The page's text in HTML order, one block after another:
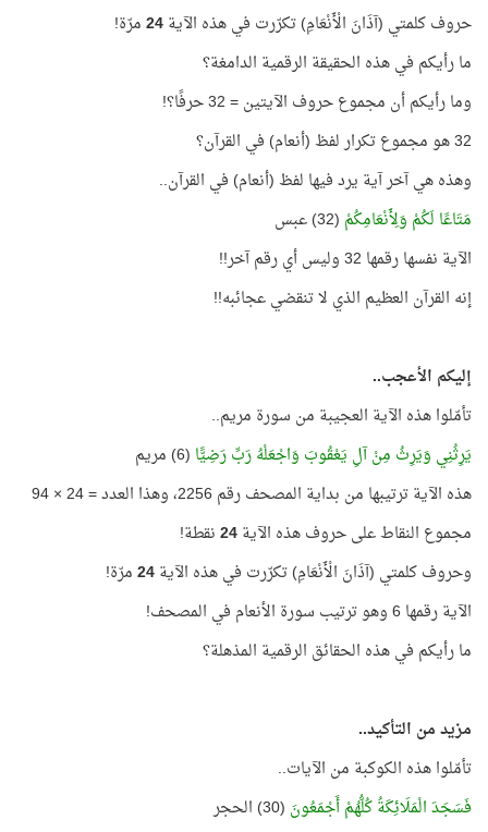
حروف كلمتي (آذَانَ الْأَنْعَامِ) تكرّرت في هذه الآية24مرّة!
ما رأيكم في هذه الحقيقة الرقمية الدامغة؟
وما رأيكم أن مجموع حروف الآيتين = 32 حرفًا؟!
32 هو مجموع تكرار لفظ (أنعام) في القرآن؟
وهذه هي آخر آية يرد فيها لفظ (أنعام) في القرآن..
مَتَاعًا لَكُمْ وَلِأَنْعَامِكُمْ (32) عبس
الآية نفسها رقمها 32 وليس أي رقم آخر!!
إنه القرآن العظيم الذي لا تنقضي عجائبه!!
إليكم الأعجب..
تأمّلوا هذه الآية العجيبة من سورة مريم..
يَرِثُنِي وَيَرِثُ مِنْ آلِ يَعْقُوبَ وَاجْعَلْهُ رَبِّ رَضِيًّا (6) مريم
هذه الآية ترتيبها من بداية المصحف رقم 2256، وهذا العدد = 24 × 94
مجموع النقاط على حروف هذه الآية24نقطة!
وحروف كلمتي (آذَانَ الْأَنْعَامِ) تكرّرت في هذه الآية24مرّة!
الآية رقمها 6 وهو ترتيب سورة الأنعام في المصحف!
ما رأيكم في هذه الحقائق الرقمية المذهلة؟
مزيد من التأكيد..
تأمّلوا هذه الكوكبة من الآيات..
فَسَجَدَ الْمَلَائِكَةُ كُلُّهُمْ أَجْمَعُونَ (30) الحجر